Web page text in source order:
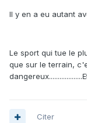
Il y en a eu autant
Le sport qui tue le
que sur le terrain,
Citer